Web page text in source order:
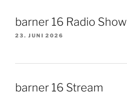
barner 16 Radio Show
23. JUNI 2026
barner 16 Stream